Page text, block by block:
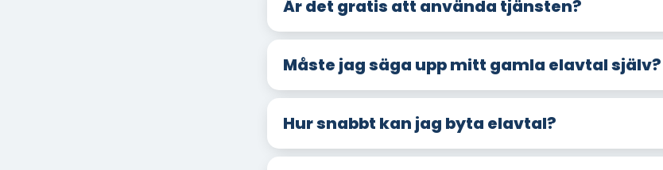
Är det gratis att använda tjänsten?
Måste jag säga upp mitt gamla elavtal själv?
Hur snabbt kan jag byta elavtal?